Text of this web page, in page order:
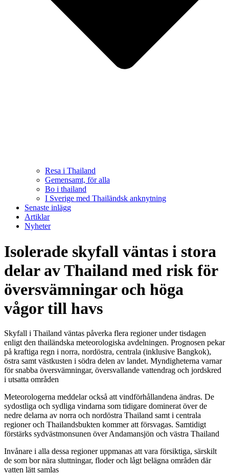
Resa i Thailand
Gemensamt, för alla
Bo i thailand
I Sverige med Thailändsk anknytning
Senaste inlägg
Artiklar
Nyheter
Isolerade skyfall väntas i stora
delar av Thailand med risk för
översvämningar och höga
vågor till havs
Skyfall i Thailand väntas påverka flera regionerundertisdagen
enligt den thailändska meteorologiska avdelningen. Prognosen pekar
på kraftiga regn i norra, nordöstra, centrala (inklusive Bangkok),
östra samt västkusten i södra delen av landet. Myndigheterna varnar
försnabba översvämningar, översvallande vattendrag och jordskred
i utsatta områden
Meteorologerna meddelarockså att vindförhållandena ändras. De
sydostliga och sydliga vindarna som tidigare dominerat överde
nedre delarna av norra och nordöstra Thailand samt i centrala
regioneroch Thailandsbukten kommeratt försvagas. Samtidigt
förstärks sydvästmonsunen överAndamansjön och västra Thailand
Invånare i alla dessa regioneruppmanas att vara försiktiga, särskilt
de som bornära sluttningar, floderoch lågt belägna områden där
vatten lätt samlas